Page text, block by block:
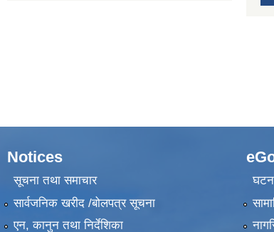
Notices
सूचना तथा समाचार
सार्वजनिक खरीद /बोलपत्र सूचना
एन, कानुन तथा निर्देशिका